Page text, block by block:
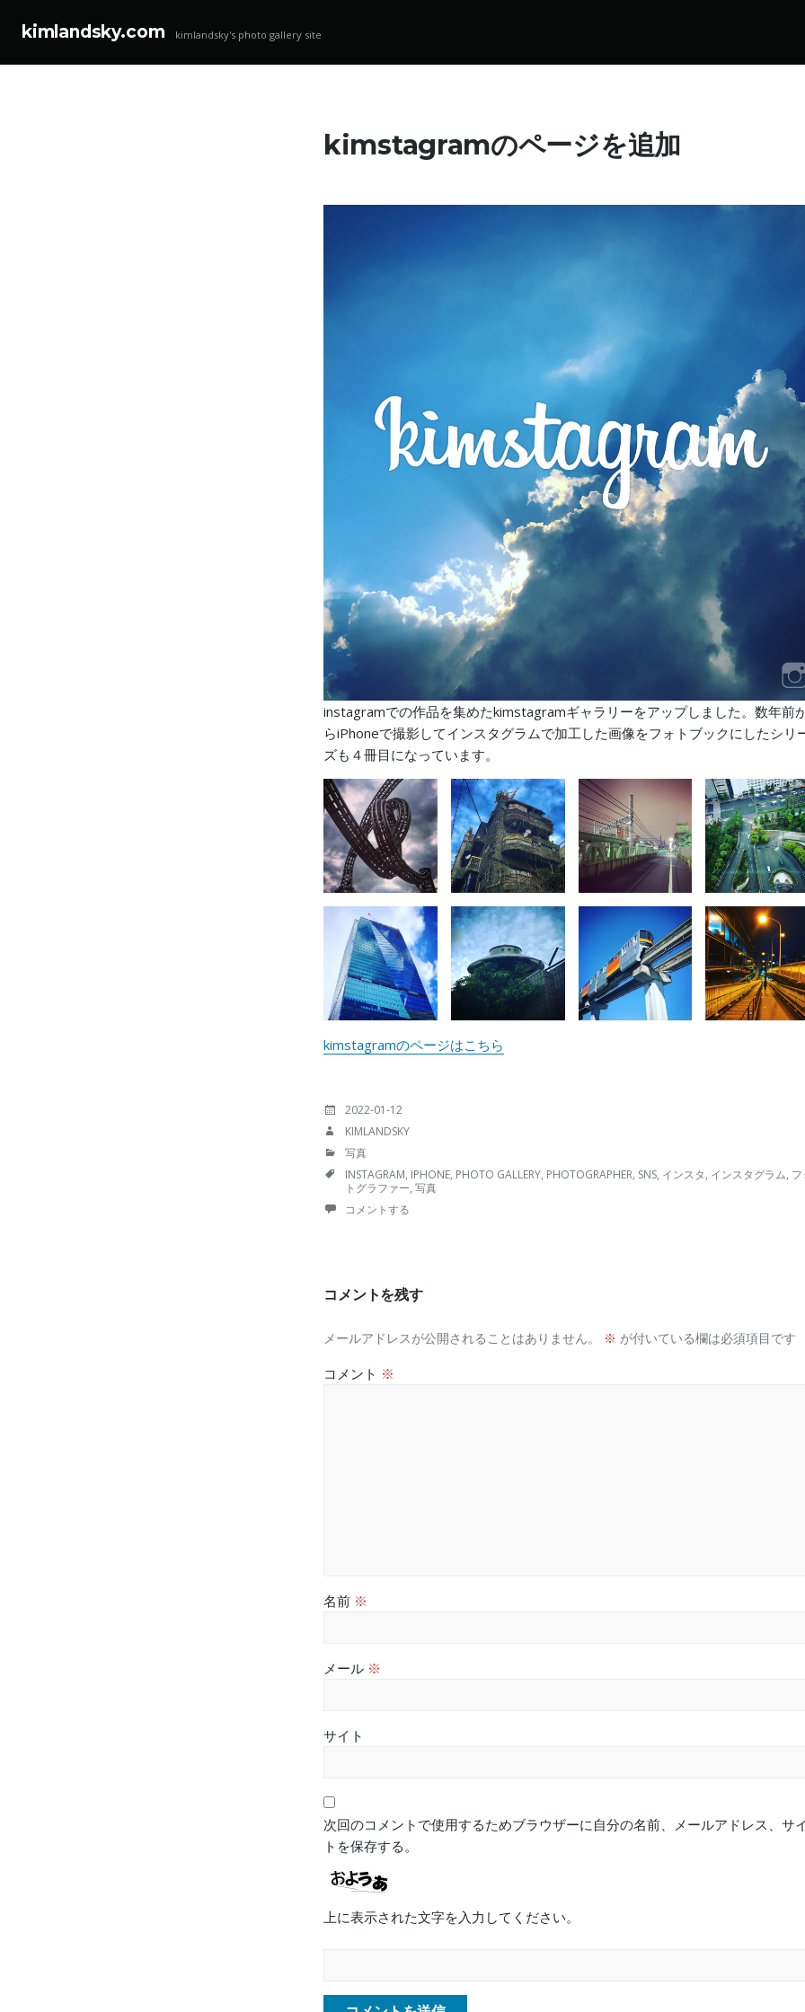
kimlandsky.com kimlandsky's photo gallery site
kimstagramのページを追加
instagramでの作品を集めたkimstagramギャラリーをアップしました。数年前
らiPhoneで撮影してインスタグラムで加工した画像をフォトブックにしたシリ
ズも４冊目になっています。
kimstagramのページはこちら
投
日:
2022-01-12
投
者:
KIMLANDSKY
カ
ゴ
リ
ー:
写真
TAGS
INSTAGRAM, IPHONE, PHOTO GALLERY, PHOTOGRAPHER, SNS, インスタ, インスタグラム,
トグラファー, 写真
コメントする
コメントを残す
メールアドレスが公開されることはありません。 ※ が付いている欄は必須項目です
コメント ※
名前 ※
メール ※
サイト
次回のコメントで使用するためブラウザーに自分の名前、メールアドレス、サ
トを保存する。
上に表示された文字を入力してください。